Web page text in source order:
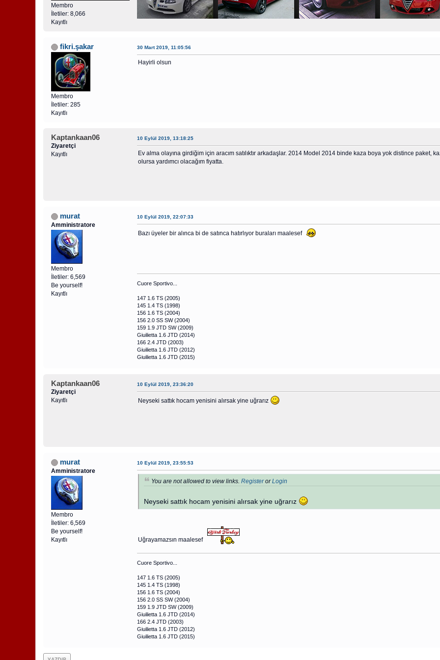
Membro
İletiler: 8,066
Kayıtlı
fikri.şakar
Membro
İletiler: 285
Kayıtlı
30 Mart 2019, 11:05:56
Hayirli olsun
Kaptankaan06
Ziyaretçi
Kayıtlı
10 Eylül 2019, 13:18:25
Ev alma olayına girdiğim için aracım satılıktır arkadaşlar. 2014 Model 2014 binde kaza boya yok distince paket,
olursa yardımcı olacağım fiyatta.
murat
Amministratore
Membro
İletiler: 6,569
Be yourself!
Kayıtlı
10 Eylül 2019, 22:07:33
Bazı üyeler bir alınca bi de satınca hatırlıyor buraları maalesef
Cuore Sportivo...
147 1.6 TS (2005)
145 1.4 TS (1998)
156 1.6 TS (2004)
156 2.0 SS SW (2004)
159 1.9 JTD SW (2009)
Giuilietta 1.6 JTD (2014)
166 2.4 JTD (2003)
Giuilietta 1.6 JTD (2012)
Giuilietta 1.6 JTD (2015)
Kaptankaan06
Ziyaretçi
Kayıtlı
10 Eylül 2019, 23:36:20
Neyseki sattık hocam yenisini alırsak yine uğrarız
murat
Amministratore
Membro
İletiler: 6,569
Be yourself!
Kayıtlı
10 Eylül 2019, 23:55:53
You are not allowed to view links. RegisterorLogin
Neyseki sattık hocam yenisini alırsak yine uğrarız
Uğrayamazsın maalesef
Cuore Sportivo...
147 1.6 TS (2005)
145 1.4 TS (1998)
156 1.6 TS (2004)
156 2.0 SS SW (2004)
159 1.9 JTD SW (2009)
Giuilietta 1.6 JTD (2014)
166 2.4 JTD (2003)
Giuilietta 1.6 JTD (2012)
Giuilietta 1.6 JTD (2015)